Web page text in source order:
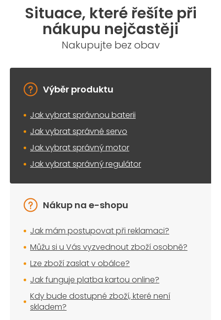
Situace, které řešíte při
nákupu nejčastěji
Nakupujte bez obav
Výběr produktu
Jak vybrat správnou baterii
Jak vybrat správné servo
Jak vybrat správný motor
Jak vybrat správný regulátor
Nákup na e-shopu
Jak mám postupovat při reklamaci?
Můžu si u Vás vyzvednout zboží osobně?
Lze zboží zaslat v obálce?
Jak funguje platba kartou online?
Kdy bude dostupné zboží, které není
skladem?